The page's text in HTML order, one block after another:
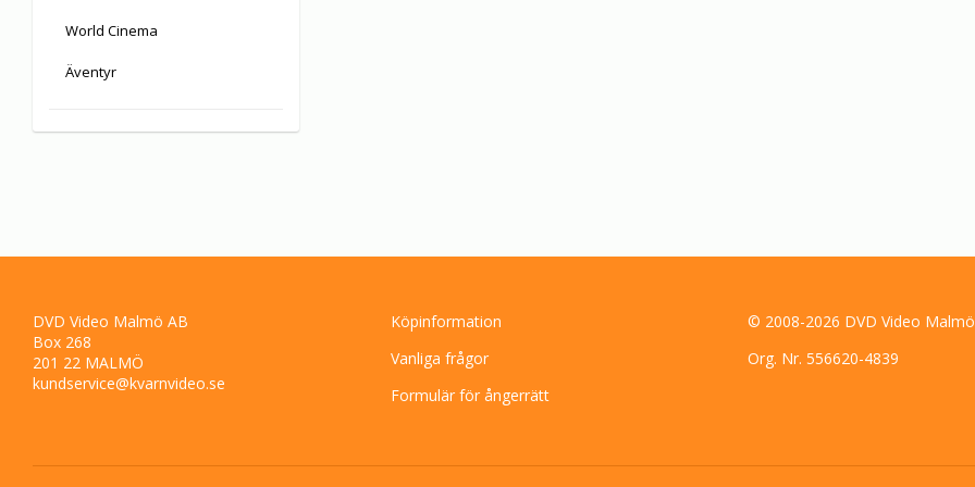
World Cinema
Äventyr
DVD Video Malmö AB
Box 268
201 22 MALMÖ
kundservice@kvarnvideo.se
Köpinformation
Vanliga frågor
Formulär för ångerrätt
© 2008-2026 DVD Video
Org. Nr. 556620-4839